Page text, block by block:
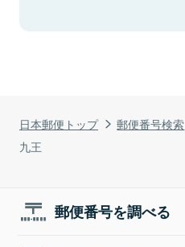
日本郵便トップ 郵便番号検索
九王
郵便番号を調べる